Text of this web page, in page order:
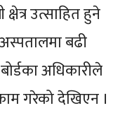
उत्साहित हुने
बढी
अधिकारीले
गरेको देखिएन ।